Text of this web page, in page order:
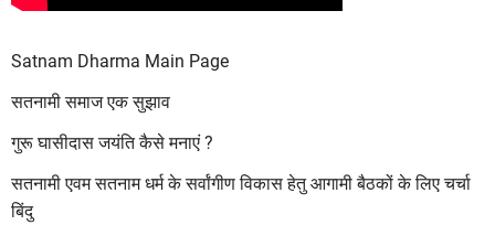
Satnam Dharma Main Page
सतनामी समाज एक सुझाव
गुरू घासीदास जयंति कैसे मनाएं ?
सतनामी एवम सतनाम धर्म के सर्वांगीण विकास हेतु आगामी बैठकों के लिए चर्चा
बिंदु